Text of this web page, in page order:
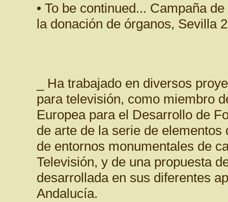
• To be continued... Campaña
la donación de órganos, Sevilla
_ Ha trabajado en diversos
para televisión, como miembro
Europea para el Desarrollo de
de arte de la serie de
de entornos monumentales de
Televisión, y de una propuesta
desarrollada en sus diferentes
Andalucía.